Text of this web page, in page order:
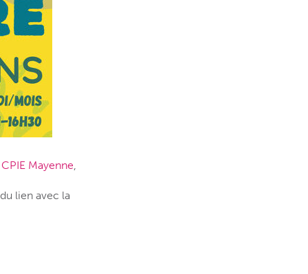
CPIE Mayenne,
lien avec la